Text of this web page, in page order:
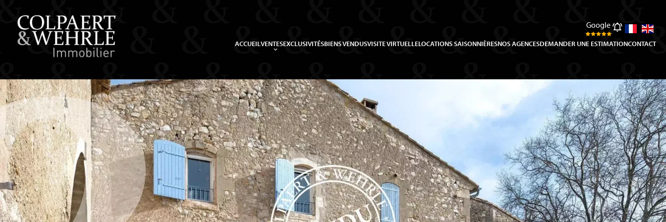
Google
ACCUEILVENTESEXCLUSIVITÉSBIENS VENDUSVISITE VIRTUELLELOCATIONS SAISONNIÈRESNOS AGENCESDEMANDER UNE ESTIMATIONCONTACT